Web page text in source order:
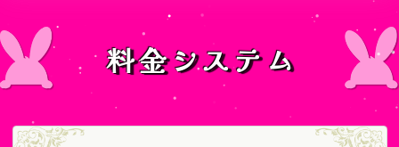
料金システム